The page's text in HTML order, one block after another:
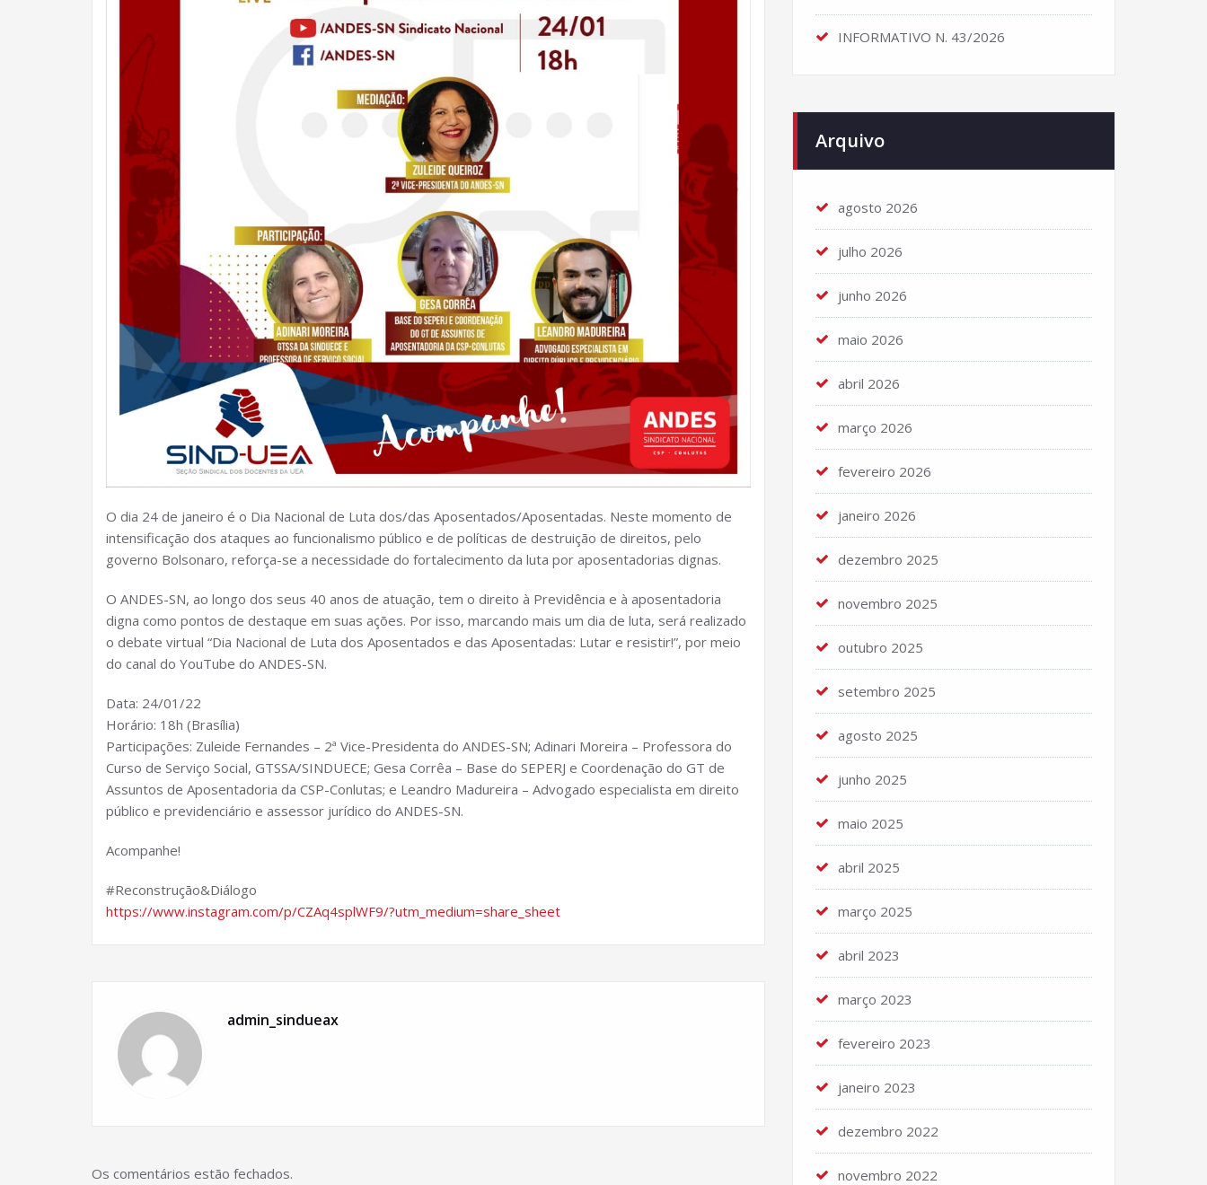
O dia 24 de janeiro é o Dia Nacional de Luta dos/das Aposentados/Aposentadas. Neste momento de
intensificação dos ataques ao funcionalismo público e de políticas de destruição de direitos, pelo
governo Bolsonaro, reforça-se a necessidade do fortalecimento da luta por aposentadorias dignas.
O ANDES-SN, ao longo dos seus 40 anos de atuação, tem o direito à Previdência e à aposentadoria
digna como pontos de destaque em suas ações. Por isso, marcando mais um dia de luta, será realizado
o debate virtual “Dia Nacional de Luta dos Aposentados e das Aposentadas: Lutar e resistir!”, por meio
do canal do YouTube do ANDES-SN.
Data: 24/01/22
Horário: 18h (Brasília)
Participações: Zuleide Fernandes – 2ª Vice-Presidenta do ANDES-SN; Adinari Moreira – Professora do
Curso de Serviço Social, GTSSA/SINDUECE; Gesa Corrêa – Base do SEPERJ e Coordenação do GT de
Assuntos de Aposentadoria da CSP-Conlutas; e Leandro Madureira – Advogado especialista em direito
público e previdenciário e assessor jurídico do ANDES-SN.
Acompanhe!
#Reconstruçāo&Diálogo
https://www.instagram.com/p/CZAq4splWF9/?utm_medium=share_sheet
admin_sindueax
Os comentários estão fechados.
INFORMATIVO N. 43/2026
Arquivo
agosto 2026
julho 2026
junho 2026
maio 2026
abril 2026
março 2026
fevereiro 2026
janeiro 2026
dezembro 2025
novembro 2025
outubro 2025
setembro 2025
agosto 2025
junho 2025
maio 2025
abril 2025
março 2025
abril 2023
março 2023
fevereiro 2023
janeiro 2023
dezembro 2022
novembro 2022